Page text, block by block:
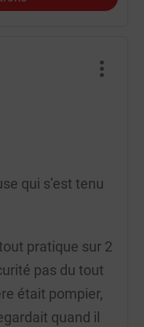
qui s’est tenu
pratique sur 2
pas du tout
était pompier,
quand il